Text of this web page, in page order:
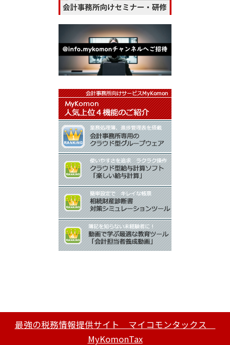
最強の税務情報提供サイト マイコモンタックス
MyKomonTax